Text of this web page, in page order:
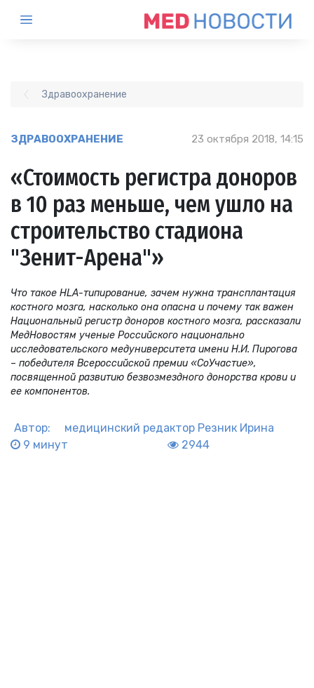
Здравоохранение
ЗДРАВООХРАНЕНИЕ 23 октября 2018, 14:15
«Стоимость регистра доноров
в 10 раз меньше, чем ушло на
строительство стадиона
"Зенит-Арена"»
Что такое HLA-типирование, зачем нужна трансплантация
костного мозга, насколько она опасна и почему так важен
Национальный регистр доноров костного мозга, рассказали
МедНовостям ученые Российского национально
исследовательского медуниверситета имени Н.И. Пирогова
– победителя Всероссийской премии «СоУчастие»,
посвященной развитию безвозмездного донорства крови и
ее компонентов.
Автор: медицинский редактор Резник Ирина
9 минут
2944